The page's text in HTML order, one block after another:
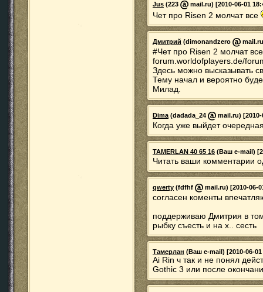
Jus (223 mail.ru) [2010-06-01
Чет про Risen 2 молчат все
Дмитрий (dimonandzero
#Чет про Risen 2 молчат
forum.worldofplayers.de/
Здесь можно высказывать
Тему начал и вероятно
Милад.
Dima(dadada_24 mail.ru)
Когда уже выйдет
TAMERLAN 40 65 16 (Ваш e-mail)
Читать ваши комментарии
qwerty (fdfhf mail.ru) [2010-06-
согласен коменты
поддерживаю Дмитрия в
рыбку съесть и на х.. сесть
Тамерлан (Ваш e-mail) [2010-06-01
Ai Rin ч так и не понял
Gothic 3 или после